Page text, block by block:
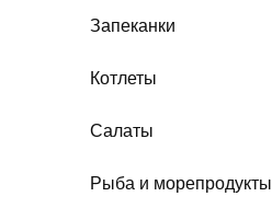
Запеканки
Котлеты
Салаты
Рыба и морепродукты